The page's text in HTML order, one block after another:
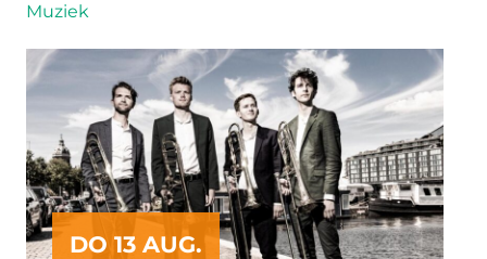
Muziek
DO 13 AUG.